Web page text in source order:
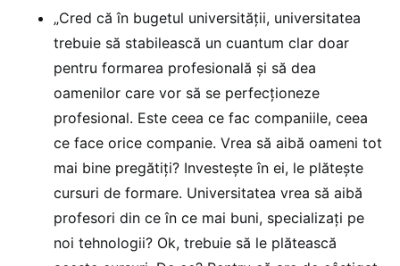
„Cred că în bugetul universității, universitatea
trebuie să stabilească un cuantum clar doar
pentru formarea profesională și să dea
oamenilor care vor să se perfecționeze
profesional. Este ceea ce fac companiile, ceea
ce face orice companie. Vrea să aibă oameni tot
mai bine pregătiți? Investește în ei, le plătește
cursuri de formare. Universitatea vrea să aibă
profesori din ce în ce mai buni, specializați pe
noi tehnologii? Ok, trebuie să le plătească